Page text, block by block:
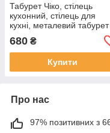
Табурет Чіко, стілець
кухонний, стілець для
кухні, металевий табурет
680 ₴
Купити
Про нас
97% позитивних з 66